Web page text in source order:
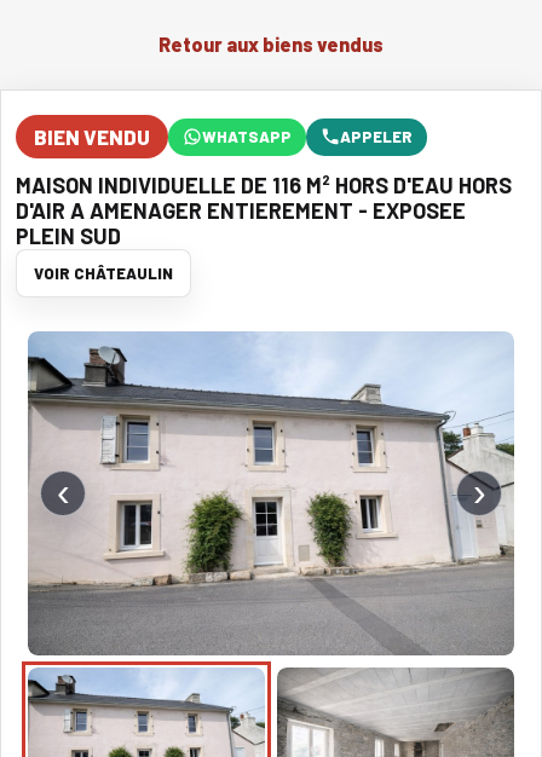
Retour aux biens vendus
BIEN VENDU WHATSAPP APPELER
MAISON INDIVIDUELLE DE 116 M² HORS D'EAU HORS
D'AIR A AMENAGER ENTIEREMENT - EXPOSEE
PLEIN SUD
VOIR CHÂTEAULIN
‹ ›